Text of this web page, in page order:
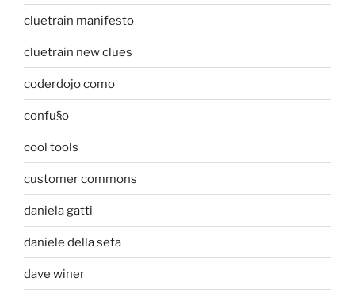
cluetrain manifesto
cluetrain new clues
coderdojo como
confu§o
cool tools
customer commons
daniela gatti
daniele della seta
dave winer